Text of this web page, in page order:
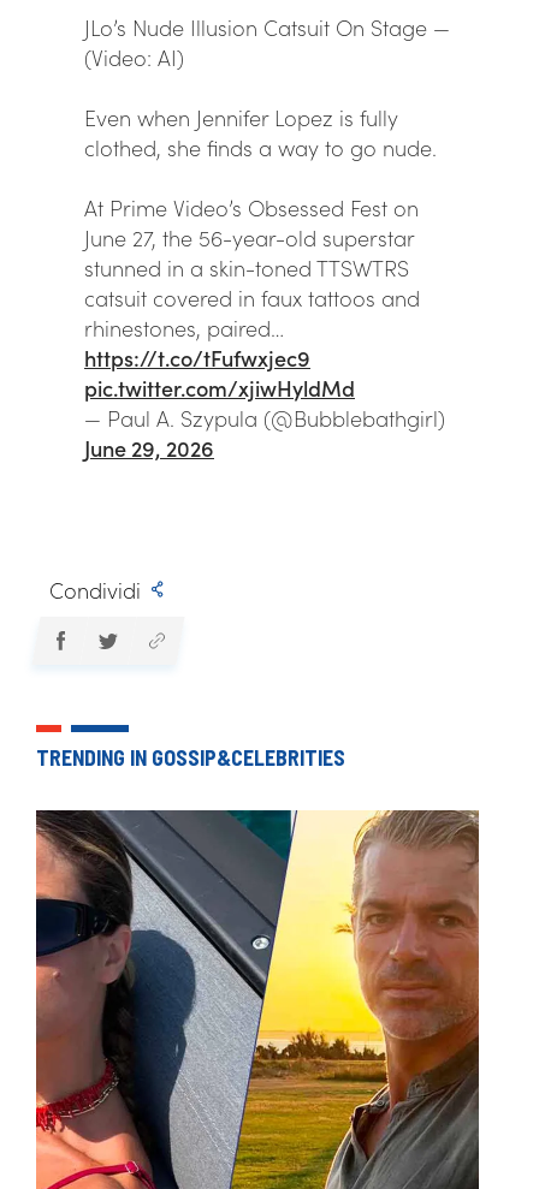
JLo’s Nude Illusion Catsuit On Stage —
(Video: AI)
Even when Jennifer Lopez is fully
clothed, she finds a way to go nude.
At Prime Video’s Obsessed Fest on
June 27, the 56-year-old superstar
stunned in a skin-toned TTSWTRS
catsuit covered in faux tattoos and
rhinestones, paired…
https://t.co/tFufwxjec9
pic.twitter.com/xjiwHyldMd
— Paul A. Szypula (@Bubblebathgirl)
June 29, 2026
Condividi
TRENDING IN GOSSIP&CELEBRITIES